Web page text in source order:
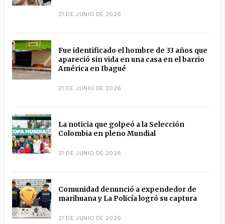
21 DE JUNIO DE 2026
Fue identificado el hombre de 33 años que
apareció sin vida en una casa en el barrio
América en Ibagué
21 DE JUNIO DE 2026
La noticia que golpeó a la Selección
Colombia en pleno Mundial
21 DE JUNIO DE 2026
Comunidad denunció a expendedor de
marihuana y La Policía logró su captura
21 DE JUNIO DE 2026